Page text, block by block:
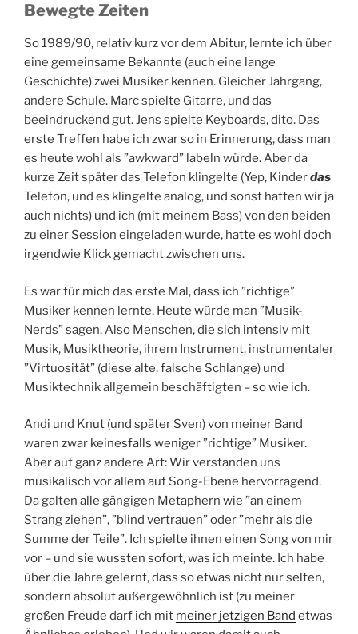
Bewegte Zeiten
So 1989/90, relativ kurz vor dem Abitur, lernte ich über
eine gemeinsame Bekannte (auch eine lange
Geschichte) zwei Musiker kennen. Gleicher Jahrgang,
andere Schule. Marc spielte Gitarre, und das
beeindruckend gut. Jens spielte Keyboards, dito. Das
erste Treffen habe ich zwar so in Erinnerung, dass man
es heute wohl als ”awkward” labeln würde. Aber da
kurze Zeit später das Telefon klingelte (Yep, Kinderdas
Telefon, und es klingelte analog, und sonst hatten wir ja
auch nichts) und ich (mit meinem Bass) von den beiden
zu einer Session eingeladen wurde, hatte es wohl doch
irgendwie Klick gemacht zwischen uns.
Es war für mich das erste Mal, dass ich ”richtige”
Musiker kennen lernte. Heute würde man ”Musik-
Nerds” sagen. Also Menschen, die sich intensiv mit
Musik, Musiktheorie, ihrem Instrument, instrumentaler
”Virtuosität” (diese alte, falsche Schlange) und
Musiktechnik allgemein beschäftigten – so wie ich.
Andi und Knut (und später Sven) von meiner Band
waren zwar keinesfalls weniger ”richtige” Musiker.
Aber auf ganz andere Art: Wir verstanden uns
musikalisch vor allem auf Song-Ebene hervorragend.
Da galten alle gängigen Metaphern wie ”an einem
Strang ziehen”, ”blind vertrauen” oder ”mehr als die
Summe der Teile”. Ich spielte ihnen einen Song von mir
vor – und sie wussten sofort, was ich meinte. Ich habe
über die Jahre gelernt, dass so etwas nicht nur selten,
sondern absolut außergewöhnlich ist (zu meiner
großen Freude darf ich mit meiner jetzigen Band etwas